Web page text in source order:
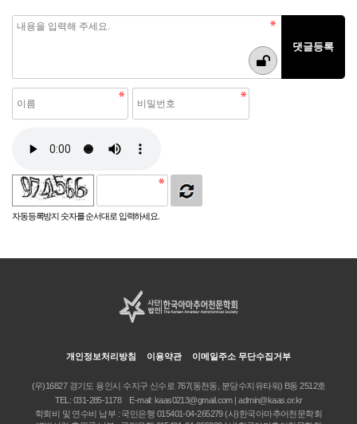
자동등록방지 숫자를 순서대로 입력하세요.
개인정보처리방침 이용약관 이메일주소 무단수집거부
(우)16827 경기도 용인시 수지구 신수로 767(동천동, 분당수지유타워) B동 2512호
TEL: 031-285-1178 E-mail: kaas0213@gmail.com | admin@kaas.or.kr
학회비 및 연수비 납부 : 국민은행 015401-04-265279 (사)한국아마추어천문학회